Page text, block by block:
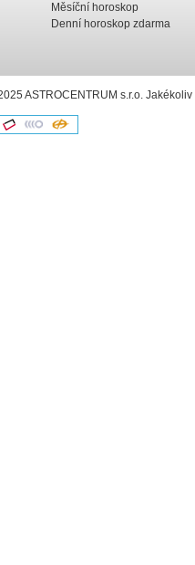
Měsíční horoskop
Denní horoskop zdarma
ASTROCENTRUM s.r.o.